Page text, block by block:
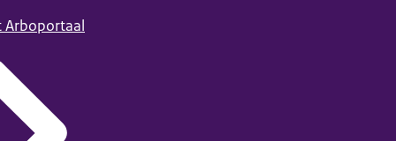
Arboportaal